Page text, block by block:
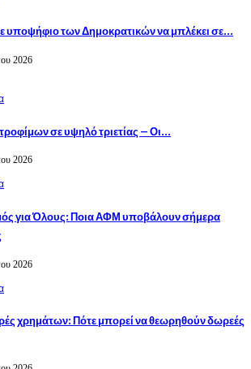
υποψήφιο των Δημοκρατικών να μπλέκει σε…
2026
τροφίμων σε υψηλό τριετίας – Οι…
2026
για Όλους: Ποια ΑΦΜ υποβάλουν σήμερα
2026
χρημάτων: Πότε μπορεί να θεωρηθούν δωρεές